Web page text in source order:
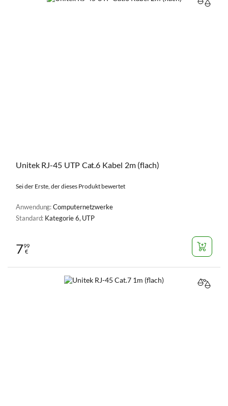
Unitek RJ-45 UTP Cat.6 Kabel 2m (flach)
Sei der Erste, der dieses Produkt bewertet
Anwendung:Computernetzwerke
Standard: Kategorie 6, UTP
799
€